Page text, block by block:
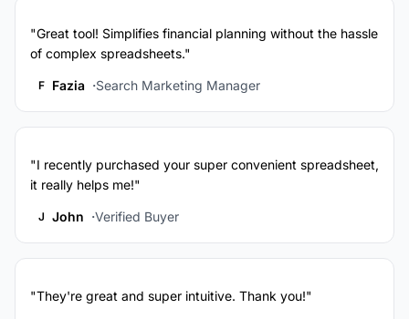
"Great tool! Simplifies financial planning without the hassle
of complex spreadsheets."
F Fazia Search Marketing Manager
"I recently purchased your super convenient spreadsheet,
it really helps me!"
J John Verified Buyer
"They're great and super intuitive. Thank you!"